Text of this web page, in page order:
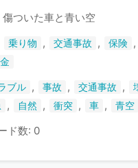
い
ま
傷ついた車と青い空
乗り物 , 交通事故 , 保険 ,
ブル , 事故 , 交通事故 ,
, 自然 , 衝突 , 車 , 青空
ド数: 0